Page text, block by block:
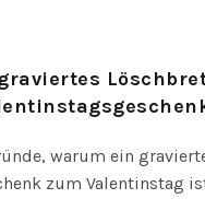
warum ein
zum Valentinstag